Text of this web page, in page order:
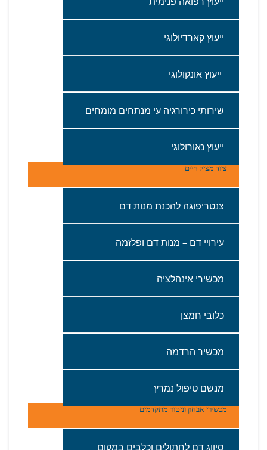
ייעוץ‭ ‬קארדיולוגי
שירותי‭ ‬כירורגיה‭ ‬עי‭ ‬מנתחים‭ ‬מומחים
ייעוץ‭ ‬נאורולוגי
ציוד‭ ‬מציל‭ ‬חיים
צנטריפוגה‭ ‬להכנת‭ ‬מנות‭ ‬דם‭ ‬
עירויי‭ ‬דם – מנות‭ ‬דם‭ ‬ופלזמה
מכשירי‭ ‬אינהלציה‭ ‬
כלובי‭ ‬חמצן
מכשיר‭ ‬הרדמה‭ ‬
מנשם‭ ‬טיפול‭ ‬נמרץ
מכשירי אבחון‭ ‬וניטור‭ ‬מתקדמים‭‬
סיווג‭ ‬דם‭ ‬לחתולים‭ ‬וכלבים‭ ‬במקום